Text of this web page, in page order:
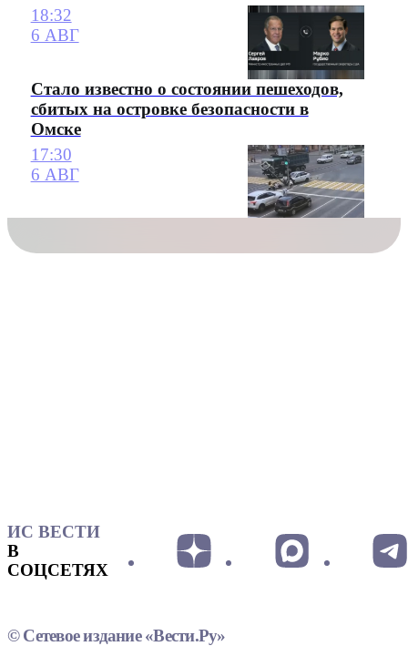
18:32
6 АВГ
Стало известно о состоянии пешеходов,
сбитых на островке безопасности в
Омске
17:30
6 АВГ
ИС ВЕСТИ
В
СОЦСЕТЯХ
© Сетевое издание «Вести.Ру»